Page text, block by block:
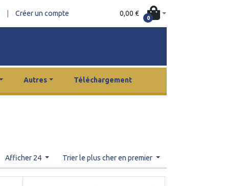
Créer un compte 0,00 €
0
Autres Téléchargement
Afficher 24 Trier le plus cher en premier